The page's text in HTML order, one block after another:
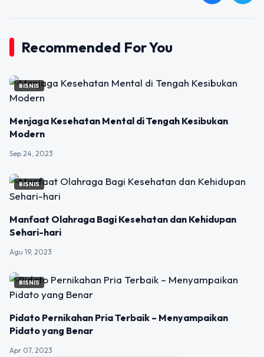
Recommended For You
BISNIS
Menjaga Kesehatan Mental di Tengah Kesibukan
Modern
Sep 24, 2023
BISNIS
Manfaat Olahraga Bagi Kesehatan dan Kehidupan
Sehari-hari
Agu 19, 2023
BISNIS
Pidato Pernikahan Pria Terbaik – Menyampaikan
Pidato yang Benar
Apr 07, 2023